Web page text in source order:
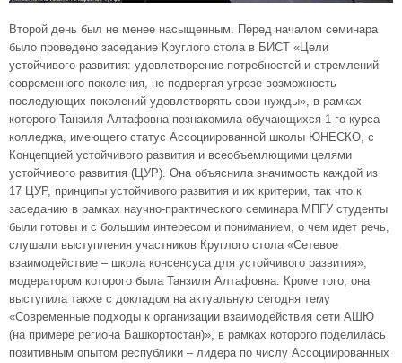
Второй день был не менее насыщенным. Перед началом семинара
было проведено заседание Круглого стола в БИСТ «Цели
устойчивого развития: удовлетворение потребностей и стремлений
современного поколения, не подвергая угрозе возможность
последующих поколений удовлетворять свои нужды», в рамках
которого Танзиля Алтафовна познакомила обучающихся 1-го курса
колледжа, имеющего статус Ассоциированной школы ЮНЕСКО, с
Концепцией устойчивого развития и всеобъемлющими целями
устойчивого развития (ЦУР). Она объяснила значимость каждой из
17 ЦУР, принципы устойчивого развития и их критерии, так что к
заседанию в рамках научно-практического семинара МПГУ студенты
были готовы и с большим интересом и пониманием, о чем идет речь,
слушали выступления участников Круглого стола «Сетевое
взаимодействие – школа консенсуса для устойчивого развития»,
модератором которого была Танзиля Алтафовна. Кроме того, она
выступила также с докладом на актуальную сегодня тему
«Современные подходы к организации взаимодействия сети АШЮ
(на примере региона Башкортостан)», в рамках которого поделилась
позитивным опытом республики – лидера по числу Ассоциированных